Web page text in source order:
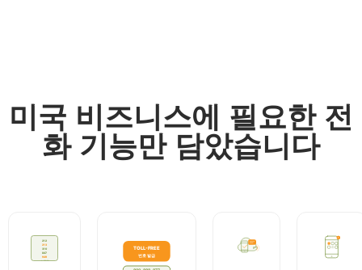
미국 비즈니스에 필요한 전
화 기능만 담았습니다